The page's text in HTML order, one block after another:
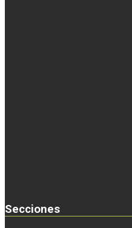
Secciones